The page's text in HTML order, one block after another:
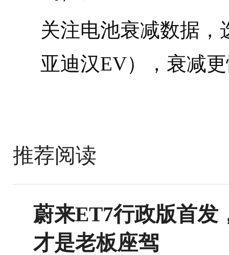
关注电池衰减数据
亚迪汉EV），衰减
推荐阅读
蔚来ET7行政版首发
才是老板座驾